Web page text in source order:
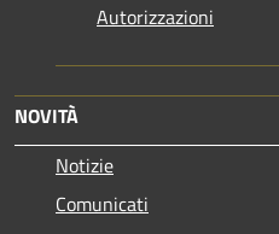
Autorizzazioni
NOVITÀ
Notizie
Comunicati